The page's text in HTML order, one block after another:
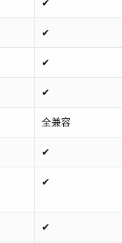
✔
✔
✔
✔
全兼容
✔
✔
✔